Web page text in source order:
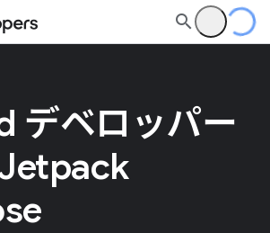
デベロッパー